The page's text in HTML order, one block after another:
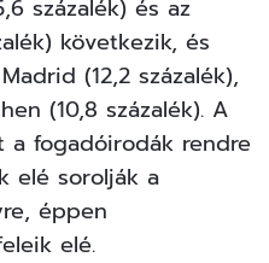
százalék) és az
következik, és
(12,2 százalék),
(10,8 százalék). A
a fogadóirodák rendre
elé sorolják a
éppen
elé.